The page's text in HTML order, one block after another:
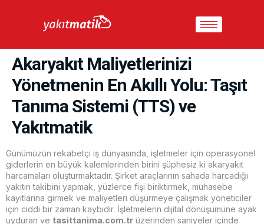
Akaryakıt Maliyetlerinizi
Yönetmenin En Akıllı Yolu: Taşıt
Tanıma Sistemi (TTS) ve
Yakıtmatik
Günümüzün rekabetçi iş dünyasında, işletmeler için operasyonel
giderlerin en büyük kalemlerinden birini şüphesiz ki akaryakıt
harcamaları oluşturmaktadır. Şirket araçlarının sahada harcadığı
yakıtın takibini yapmak, yüzlerce fişi biriktirmek, muhasebe
kayıtlarına girmek ve maliyetleri düşürmeye çalışmak yöneticiler
için ciddi bir zaman kaybıdır. İşletmelerin dijital dönüşümüne ayak
uyduran ve tasittanima.com.tr üzerinden saniyeler içinde